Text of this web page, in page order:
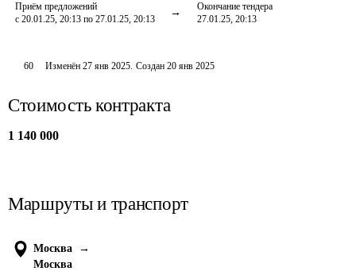
Приём предложений
с 20.01.25, 20:13 по 27.01.25, 20:13
Окончание тендера
27.01.25, 20:13
60 Изменён27 янв 2025. Создан 20 янв 2025
Стоимость контракта
1 140 000
Маршруты и транспорт
Москва
→
Москва